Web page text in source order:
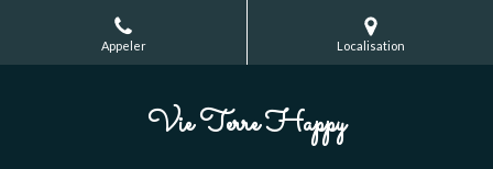
Appeler Localisation
Vie Terre Happy